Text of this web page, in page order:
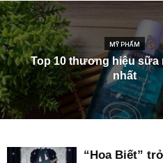
MỸ PHẨM
Top 10 thương hiệu sữa
nhất
“Hoa Biết”